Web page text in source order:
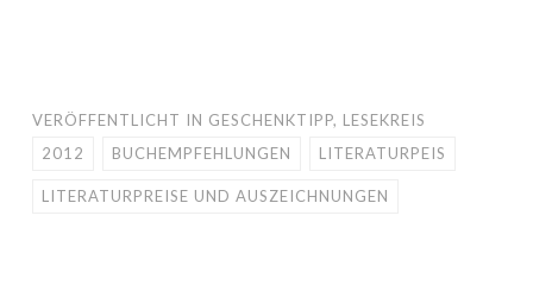
VERÖFFENTLICHT IN GESCHENKTIPP, LESEKREIS
2012
BUCHEMPFEHLUNGEN LITERATURPEIS
LITERATURPREISE UND AUSZEICHNUNGEN